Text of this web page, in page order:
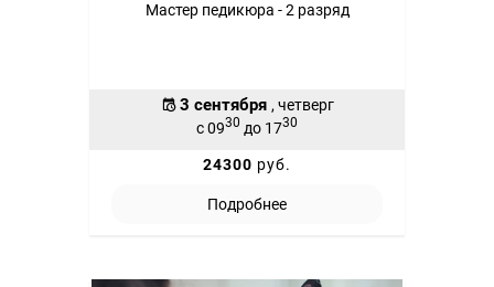
Мастер педикюра - 2 разряд
3 сентября , четверг
с 0930 до 1730
24300 руб.
Подробнее